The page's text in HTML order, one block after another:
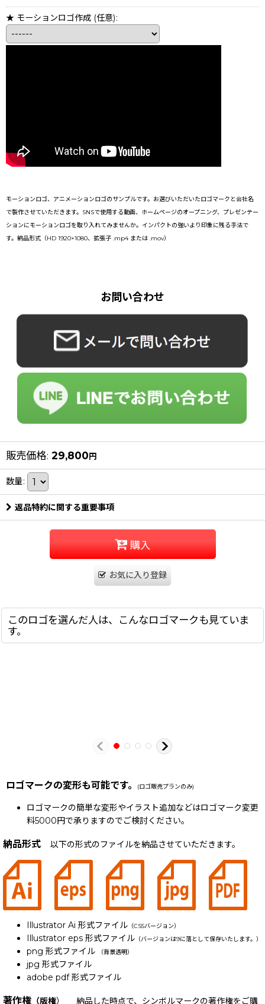
★ モーションロゴ作成 (任意):
モーションロゴ、アニメーションロゴのサンプルです。お選びいただいたロゴマークと会社名
で製作させていただきます。SNSで使用する動画、ホームページのオープニング、プレゼンテー
ションにモーションロゴを取り入れてみませんか。インパクトの強いより印象に残る手法で
す。納品形式（HD 1920×1080、拡張子 .mp4 または .mov）
お問い合わせ
販売価格: 29,800円
数量:
返品特約に関する重要事項
購入
お気に入り登録
このロゴを選んだ人は、こんなロゴマークも見ていま
す。
ロゴマークの変形も可能です。 (ロゴ販売プランのみ)
ロゴマークの簡単な変形やイラスト追加などはロゴマーク変更
料5000円で承りますのでご検討ください。
納品形式 以下の形式のファイルを納品させていただきます。
Illustrator Ai 形式ファイル （CS5バージョン）
Illustrator eps 形式ファイル （バージョンは9に落として保存いたします。）
png 形式ファイル （背景透明）
jpg 形式ファイル
adobe pdf 形式ファイル
著作権 （版権） 納品した時点で、シンボルマークの著作権をご購